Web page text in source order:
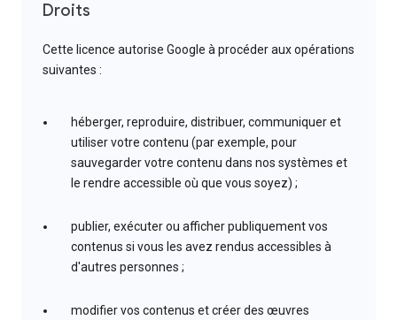
Droits
Cette licence autorise Google à procéder aux opérations
suivantes :
héberger, reproduire, distribuer, communiquer et
utiliser votre contenu (par exemple, pour
sauvegarder votre contenu dans nos systèmes et
le rendre accessible où que vous soyez) ;
publier, exécuter ou afficher publiquement vos
contenus si vous les avez rendus accessibles à
d'autres personnes ;
modifier vos contenus et créer des œuvres